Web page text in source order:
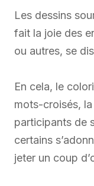
Les dessins
fait la joie des
ou autres, se
En cela, le
mots-croisés,
participants de
certains
jeter un coup